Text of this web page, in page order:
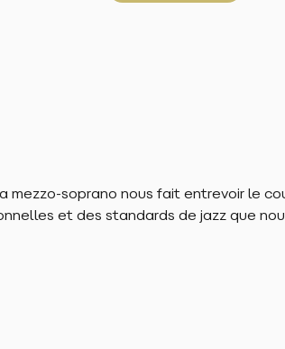
RÉSERVER
soprano nous fait entrevoir le
et des standards de jazz que